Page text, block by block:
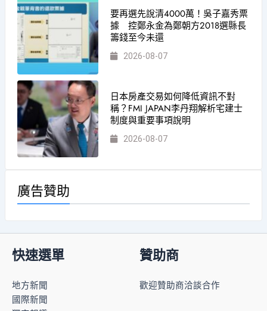
要再選先說清4000萬！吳子嘉秀票
據 控鄭永金為鄭朝方2018選縣長
籌錢至今未還
2026-08-07
日本房產交易如何降低資訊不對
稱？FMI JAPAN李丹翔解析宅建士
制度與重要事項說明
2026-08-07
廣告贊助
快速選單
地方新聞
國際新聞
贊助商
歡迎贊助商洽談合作